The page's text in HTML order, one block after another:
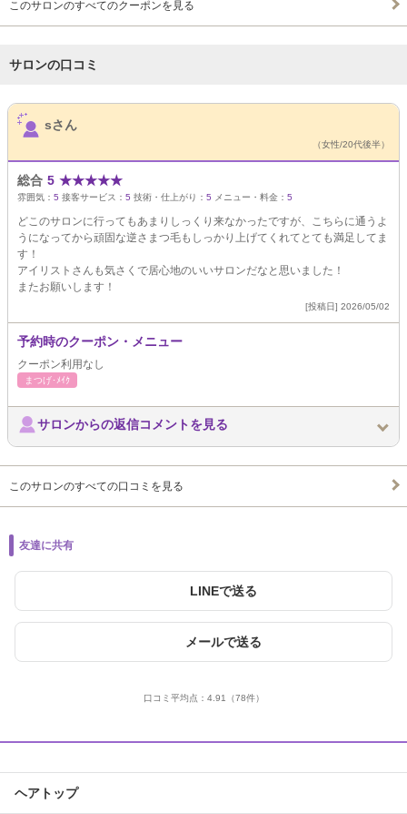
このサロンのすべてのクーポンを見る
サロンの口コミ
サロンPick Up
sさん
（女性/20代後半）
総合 5 ★★★★★
雰囲気： 5 接客サービス： 5 技術・仕上がり： 5 メニュー・料金： 5
どこのサロンに行ってもあまりしっくり来なかったですが、こちらに通うよ
うになってから頑固な逆さまつ毛もしっかり上げてくれてとても満足してま
す！
アイリストさんも気さくで居心地のいいサロンだなと思いました！
またお願いします！
[投稿日] 2026/05/02
予約時のクーポン・メニュー
クーポン利用なし
まつげ･ﾒｲｸ
サロンからの返信コメントを見る
このサロンのすべての口コミを見る
友達に共有
LINEで送る
メールで送る
口コミ平均点： 4.91 （78件）
ヘアトップ